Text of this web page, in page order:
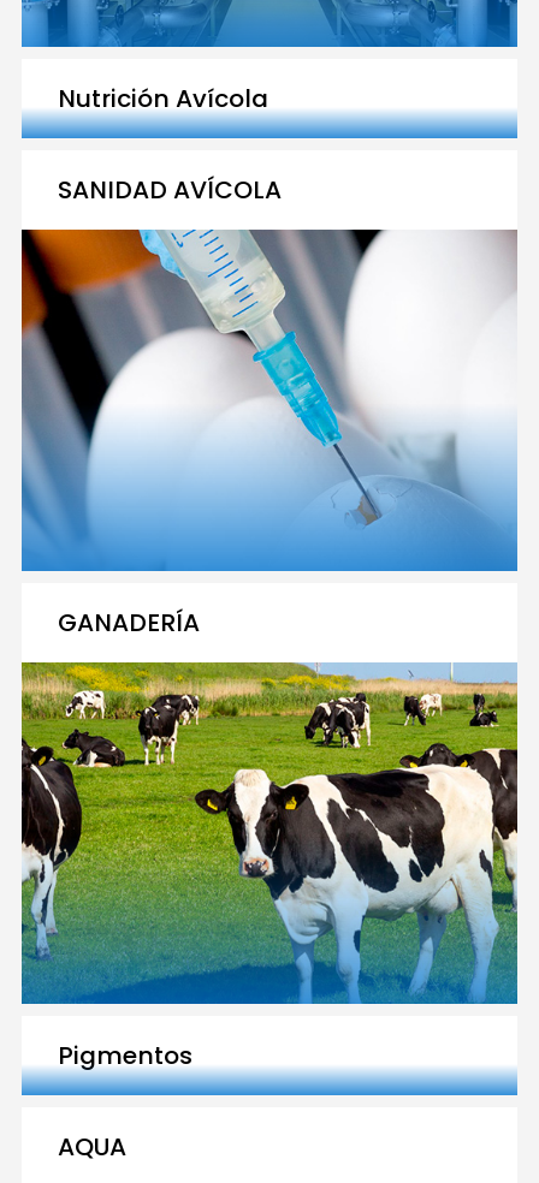
Nutrición Avícola
SANIDAD AVÍCOLA
GANADERÍA
Pigmentos
AQUA